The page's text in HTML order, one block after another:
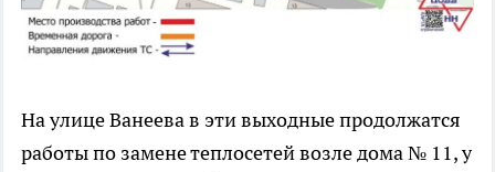
На улице Ванеева в эти выходные продолжатся
работы по замене теплосетей возле дома № 11, у